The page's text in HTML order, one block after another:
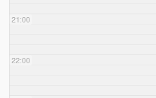
21:00
22:00